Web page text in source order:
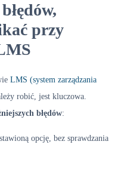
przy
LMS (system zarządzania
robić, jest kluczowa.
błędów:
opcję, bez sprawdzania